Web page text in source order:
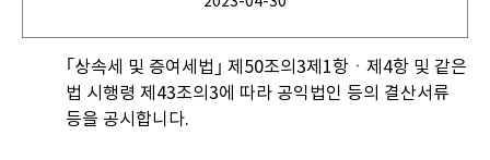
｢상속세 및 증여세법｣ 제50조의3제1항ㆍ제4항 및 같은
법 시행령 제43조의3에 따라 공익법인 등의 결산서류
등을 공시합니다.